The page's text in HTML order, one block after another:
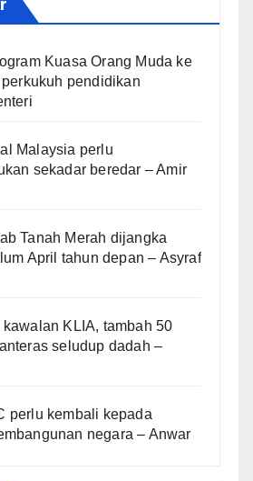
Kuasa Orang Muda ke
pendidikan
Malaysia perlu
sekadar beredar – Amir
Tanah Merah dijangka
April tahun depan – Asyraf
kawalan KLIA, tambah 50
seludup dadah –
perlu kembali kepada
negara – Anwar